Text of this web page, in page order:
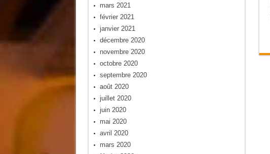
mars 2021
février 2021
janvier 2021
décembre 2020
novembre 2020
octobre 2020
septembre 2020
août 2020
juillet 2020
juin 2020
mai 2020
avril 2020
mars 2020